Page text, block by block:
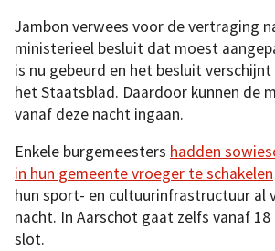
Jambon verwees voor de vertraging
ministerieel besluit dat moest
is nu gebeurd en het besluit verschijnt
het Staatsblad. Daardoor kunnen de
vanaf deze nacht ingaan.
Enkele burgemeesters hadden
in hun gemeente vroeger te schakelen
hun sport- en cultuurinfrastructuur al
nacht. In Aarschot gaat zelfs vanaf 18
slot.